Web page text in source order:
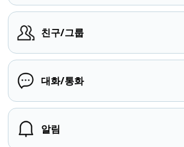
친구/그룹
대화/통화
알림